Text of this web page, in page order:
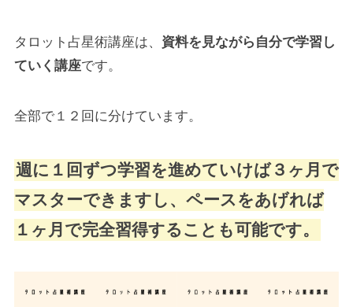
タロット占星術講座は、 資料を見ながら自分で学習し
ていく講座です。
全部で１２回に分けています。
週に１回ずつ学習を進めていけば３ヶ月で
マスターできますし、ペースをあげれば
１ヶ月で完全習得することも可能です。